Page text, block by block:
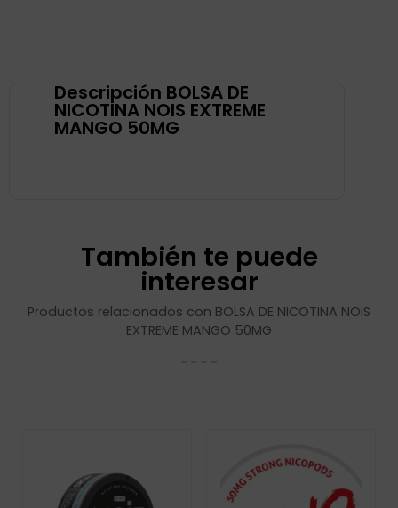
Descripción BOLSA DE
NICOTINA NOIS EXTREME
MANGO 50MG
También te puede
interesar
Productos relacionados con BOLSA DE NICOTINA NOIS
EXTREME MANGO 50MG